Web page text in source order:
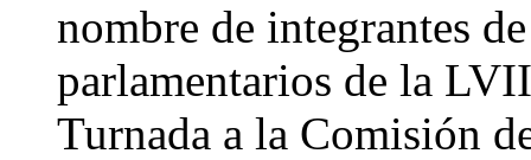
nombre de integrantes
parlamentarios de la
Turnada a la Comisión